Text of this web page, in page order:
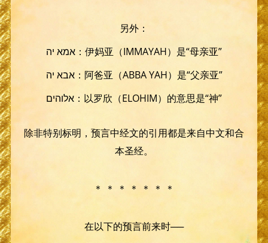
另外：
אמא יה：伊妈亚（IMMAYAH）是“母亲亚”
אבא יה：阿爸亚（ABBA YAH）是“父亲亚”
אלוהים：以罗欣（ELOHIM）的意思是“神”
除非特别标明，预言中经文的引用都是来自中文和合
本圣经。
＊ ＊ ＊ ＊ ＊ ＊ ＊
在以下的预言前来时──